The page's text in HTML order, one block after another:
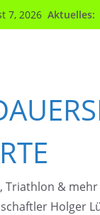
7, 2026 Aktuelles:
Triathlon &
Holger